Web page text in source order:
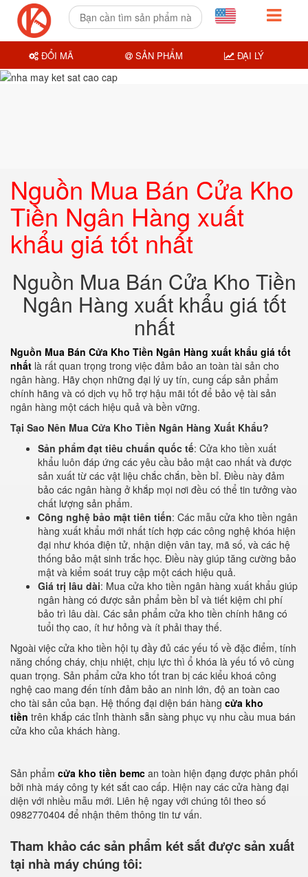
Nguồn Mua Bán Cửa Kho
Tiền Ngân Hàng xuất
khẩu giá tốt nhất
Nguồn Mua Bán Cửa Kho Tiền
Ngân Hàng xuất khẩu giá tốt
nhất
Nguồn Mua Bán Cửa Kho Tiền Ngân Hàng xuất khẩu giá tốt
nhất là rất quan trọng trong việc đảm bảo an toàn tài sản cho
ngân hàng. Hãy chọn những đại lý uy tín, cung cấp sản phẩm
chính hãng và có dịch vụ hỗ trợ hậu mãi tốt để bảo vệ tài sản
ngân hàng một cách hiệu quả và bền vững.
Tại Sao Nên Mua Cửa Kho Tiền Ngân Hàng Xuất Khẩu?
Sản phẩm đạt tiêu chuẩn quốc tế: Cửa kho tiền xuất
khẩu luôn đáp ứng các yêu cầu bảo mật cao nhất và được
sản xuất từ các vật liệu chắc chắn, bền bỉ. Điều này đảm
bảo các ngân hàng ở khắp mọi nơi đều có thể tin tưởng vào
chất lượng sản phẩm.
Công nghệ bảo mật tiên tiến: Các mẫu cửa kho tiền ngân
hàng xuất khẩu mới nhất tích hợp các công nghệ khóa hiện
đại như khóa điện tử, nhận diện vân tay, mã số, và các hệ
thống bảo mật sinh trắc học. Điều này giúp tăng cường bảo
mật và kiểm soát truy cập một cách hiệu quả.
Giá trị lâu dài: Mua cửa kho tiền ngân hàng xuất khẩu giúp
ngân hàng có được sản phẩm bền bỉ và tiết kiệm chi phí
bảo trì lâu dài. Các sản phẩm cửa kho tiền chính hãng có
tuổi thọ cao, ít hư hỏng và ít phải thay thế.
Ngoài việc cửa kho tiền hội tụ đầy đủ các yếu tố về đặc điểm, tính
năng chống cháy, chịu nhiệt, chịu lực thì ổ khóa là yếu tố vô cùng
quan trọng. Sản phẩm cửa kho tốt tran bị các kiểu khoá công
nghệ cao mang đến tính đảm bảo an ninh lớn, độ an toàn cao
cho tài sản của bạn. Hệ thống đại diện bán hàng cửa kho
tiền trên khắp các tỉnh thành sẵn sàng phục vụ nhu cầu mua bán
cửa kho của khách hàng.
Sản phẩm cửa kho tiền bemc an toàn hiện đạng được phân phối
bởi nhà máy công ty két sắt cao cấp. Hiện nay các cửa hàng đại
diện với nhiều mẫu mới. Liên hệ ngay với chúng tôi theo số
0982770404 để nhận thêm thông tin tư vấn.
Tham khảo các sản phẩm két sắt được sản xuất
tại nhà máy chúng tôi:
ĐỔI MÃ SẢN PHẨM ĐẠI LÝ